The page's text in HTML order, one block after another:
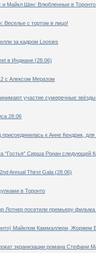
Майкл Шин: Влюбленные в
Веселье с тортом в лицо!
за кадром Loosies
в Индиане (28.06)
с Алексом Меразом
участие сумеречные
28.06
к Анне Кендрик, для
“Гостья” Сирша Ронан следующей
Annual Thirst Gala (28.06)
в Торонто
Лотнер посетили премьеру
Майклом Каммаллери, Жоржем
экранизации романа Стефани